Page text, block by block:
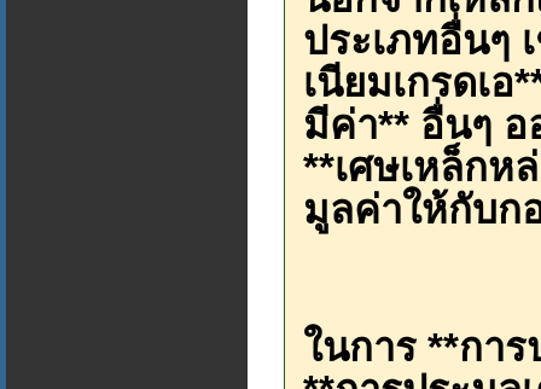
ประเภทอื่นๆ
เนียมเกรดเ
มีค่า** อื่นๆ อ
**เศษเหล็กห
มูลค่าให้กับก
ในการ **กา